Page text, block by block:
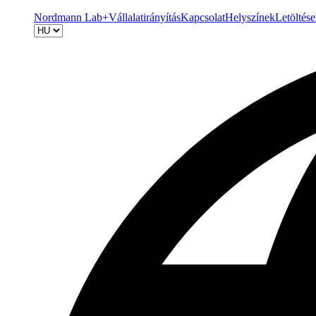
Nordmann Lab+VállalatirányításKapcsolatHelyszínek